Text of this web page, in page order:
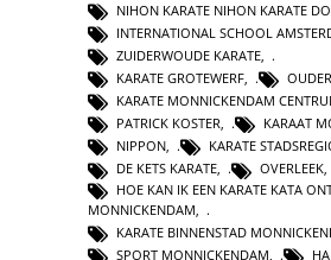
NIHON KARATE NIHON KARATE DO
INTERNATIONAL SCHOOL
ZUIDERWOUDE KARATE,
KARATE GROTEWERF,
KARATE MONNICKENDAM
PATRICK KOSTER, KARAAT
NIPPON, KARATE
DE KETS KARATE, OVERLEEK,
HOE KAN IK EEN KARATE KATA
MONNICKENDAM
KARATE BINNENSTAD
SPORT MONNICKENDAM